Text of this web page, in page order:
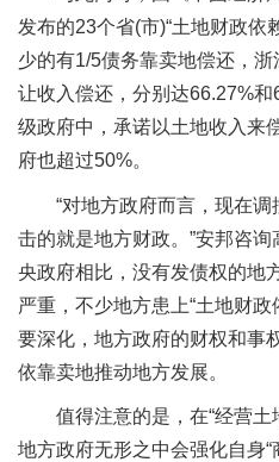
发布的23个省(市)“土地财政依
少的有1/5债务靠卖地偿还，
让收入偿还，分别达66.27%
级政府中，承诺以土地收入来
府也超过50%。
“对地方政府而言，现在
击的就是地方财政。”安邦咨
央政府相比，没有发债权的地
严重，不少地方患上“土地财
要深化，地方政府的财权和事
依靠卖地推动地方发展。
值得注意的是，在“经营土
地方政府无形之中会强化自身